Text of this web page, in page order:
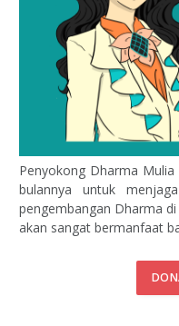
Penyokong Dharma
bulannya untuk
pengembangan Dharma
akan sangat bermanfaat